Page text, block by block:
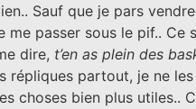
Sauf que je pars
me passer sous le pif..
dire, t’en as plein des
répliques partout, je ne
choses bien plus utiles..